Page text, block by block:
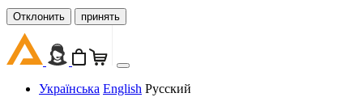
Oтклонить принять
Українська English Русский